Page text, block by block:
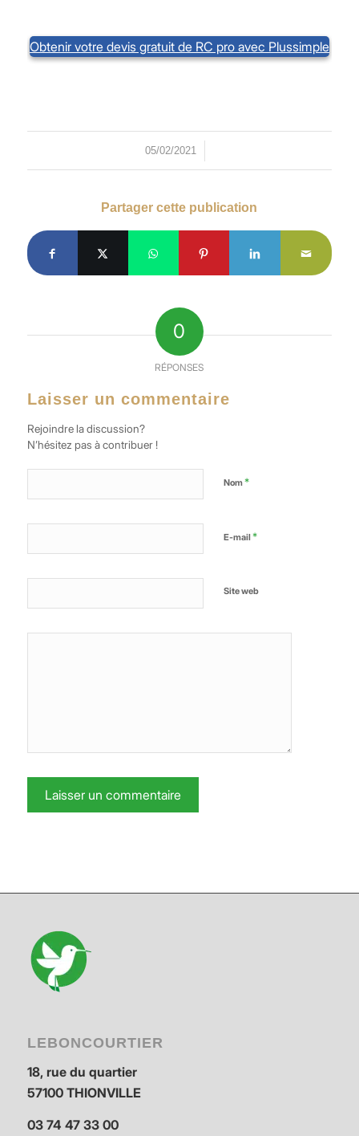
Obtenir votre devis gratuit de RC pro avec Plussimple
05/02/2021
/
Partager cette publication
0
RÉPONSES
Laisser un commentaire
Rejoindre la discussion?
N’hésitez pas à contribuer !
Nom*
E-mail*
Site web
LEBONCOURTIER
18, rue du quartier
57100 THIONVILLE
03 74 47 33 00